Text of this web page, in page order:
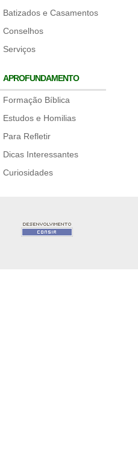
Batizados e Casamentos
Conselhos
Serviços
APROFUNDAMENTO
Formação Bíblica
Estudos e Homilias
Para Refletir
Dicas Interessantes
Curiosidades